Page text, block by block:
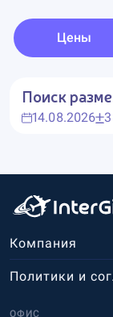
Цены
Поиск
14.08.2026
Компания
ОФИС
Политики и